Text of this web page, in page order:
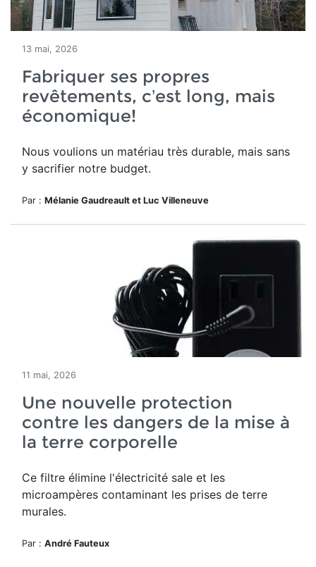
13 mai, 2026
Fabriquer ses propres
revêtements, c’est long, mais
économique!
Nous voulions un matériau très durable, mais sans
y sacrifier notre budget.
Par : Mélanie Gaudreault et Luc Villeneuve
11 mai, 2026
Une nouvelle protection
contre les dangers de la mise à
la terre corporelle
Ce filtre élimine l'électricité sale et les
microampères contaminant les prises de terre
murales.
Par : André Fauteux